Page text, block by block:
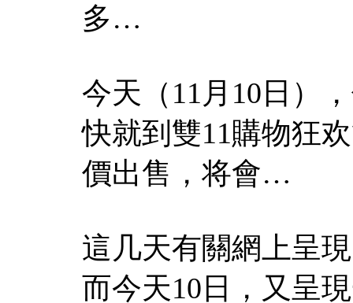
多…
今天（11月10日）
快就到雙11購物狂
價出售，将會…
這几天有關網上呈
而今天10日，又呈